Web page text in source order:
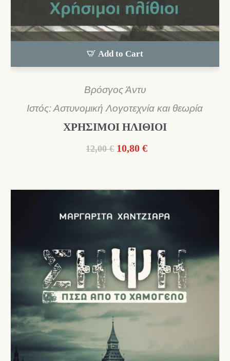
Add to Cart
Βρόσγος Άντυ
Ιστός: Αστυνομική Λογοτεχνία και θεωρία
ΧΡΗΣΙΜΟΙ ΗΛΙΘΙΟΙ
12,00 € Original
12,00 €.
10,80 €Η
είναι: